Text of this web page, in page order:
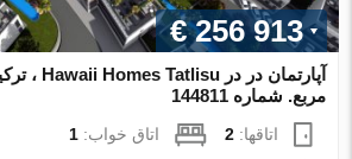
€ 256 913
مربع. شماره 144811
اتاقها:2 اتاق خواب:1